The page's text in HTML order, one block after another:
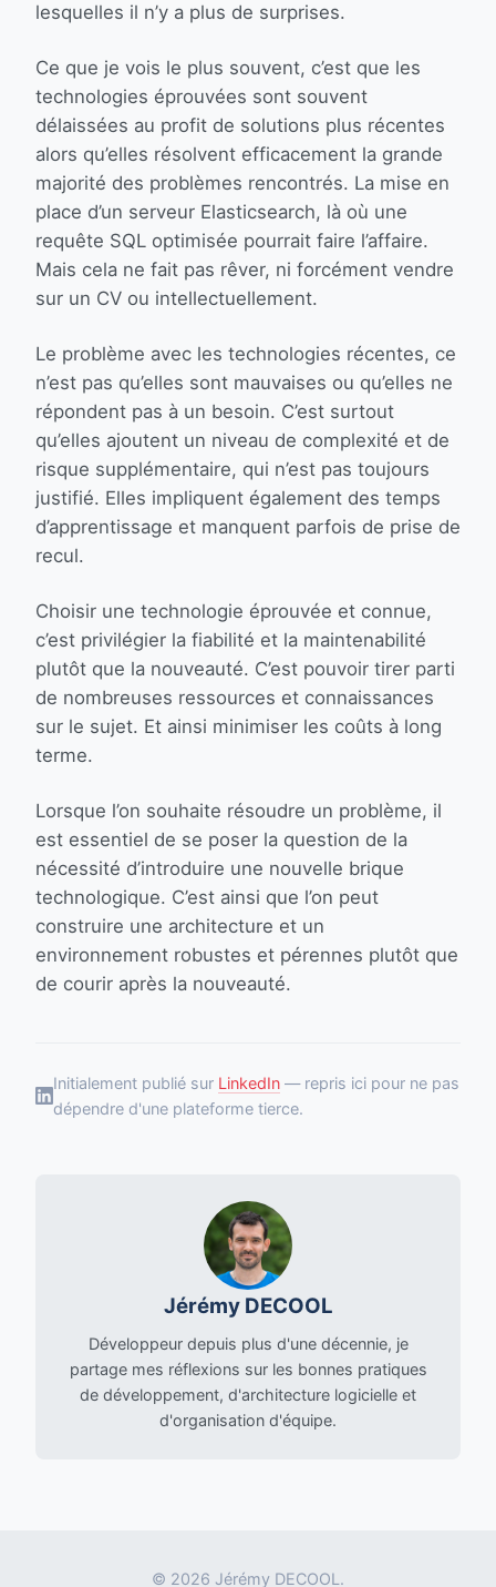
lesquelles il n’y a plus de surprises.
Ce que je vois le plus souvent, c’est que les
technologies éprouvées sont souvent
délaissées au profit de solutions plus récentes
alors qu’elles résolvent efficacement la grande
majorité des problèmes rencontrés. La mise en
place d’un serveur Elasticsearch, là où une
requête SQL optimisée pourrait faire l’affaire.
Mais cela ne fait pas rêver, ni forcément vendre
sur un CV ou intellectuellement.
Le problème avec les technologies récentes, ce
n’est pas qu’elles sont mauvaises ou qu’elles ne
répondent pas à un besoin. C’est surtout
qu’elles ajoutent un niveau de complexité et de
risque supplémentaire, qui n’est pas toujours
justifié. Elles impliquent également des temps
d’apprentissage et manquent parfois de prise de
recul.
Choisir une technologie éprouvée et connue,
c’est privilégier la fiabilité et la maintenabilité
plutôt que la nouveauté. C’est pouvoir tirer parti
de nombreuses ressources et connaissances
sur le sujet. Et ainsi minimiser les coûts à long
terme.
Lorsque l’on souhaite résoudre un problème, il
est essentiel de se poser la question de la
nécessité d’introduire une nouvelle brique
technologique. C’est ainsi que l’on peut
construire une architecture et un
environnement robustes et pérennes plutôt que
de courir après la nouveauté.
Initialement publié sur LinkedIn — repris ici pour ne pas
dépendre d'une plateforme tierce.
Jérémy DECOOL
Développeur depuis plus d'une décennie, je
partage mes réflexions sur les bonnes pratiques
de développement, d'architecture logicielle et
d'organisation d'équipe.
© 2026 Jérémy DECOOL.